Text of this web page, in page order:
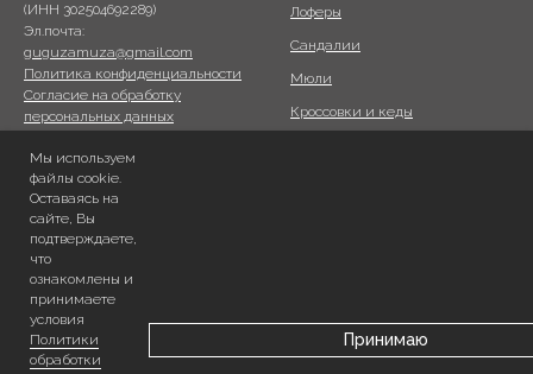
Мы используем
файлы cookie.
Оставаясь на
сайте, Вы
подтверждаете,
что
ознакомлены и
принимаете
условия
Политики
обработки
Принимаю
(ИНН 302504692289)
Эл.почта:
guguzamuza@gmail.com
Политика конфиденциальности
Согласие на обработку
персональных данных
персональных данных
метрическими программами
Публичная оферта
Согласие на рассылку
Лоферы
Сандалии
Мюли
Кроссовки и кеды
ИНФОРМАЦИЯ
Доставка и оплата
О нас
Telegram